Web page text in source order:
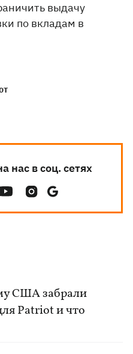
выдачу
по вкладам в
нас в соц. сетях
США забрали
Patriot и что